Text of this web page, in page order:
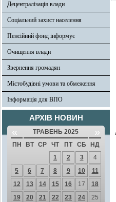
Децентралізація влади
Соціальний захист населення
Пенсійний фонд інформує
Очищення влади
Звернення громадян
Містобудівні умови та обмеження
Інформація для ВПО
АРХІВ НОВИН
« ТРАВЕНЬ 2025 »
ПН ВТ СР ЧТ ПТ СБ
НД
1
2 3
4
5
6 7 8 9 10
11
12
13 14 15 16 17
18
19
20 21 22 23 24
25